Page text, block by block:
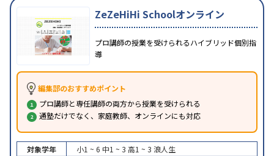
ZeZeHiHi Schoolオンライン
プロ講師の授業を受けられるハイブリッド個別指
導
編集部のおすすめポイント
プロ講師と専任講師の両方から授業を受けられる
通塾だけでなく、家庭教師、オンラインにも対応
対象学年 小1 ~ 6 中1 ~ 3 高1 ~ 3 浪人生